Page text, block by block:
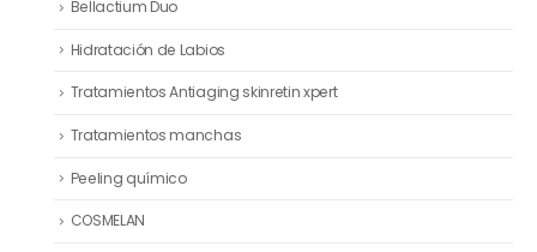
Bellactium Duo
Hidratación de Labios
Tratamientos Antiaging skinretin xpert
Tratamientos manchas
Peeling químico
COSMELAN